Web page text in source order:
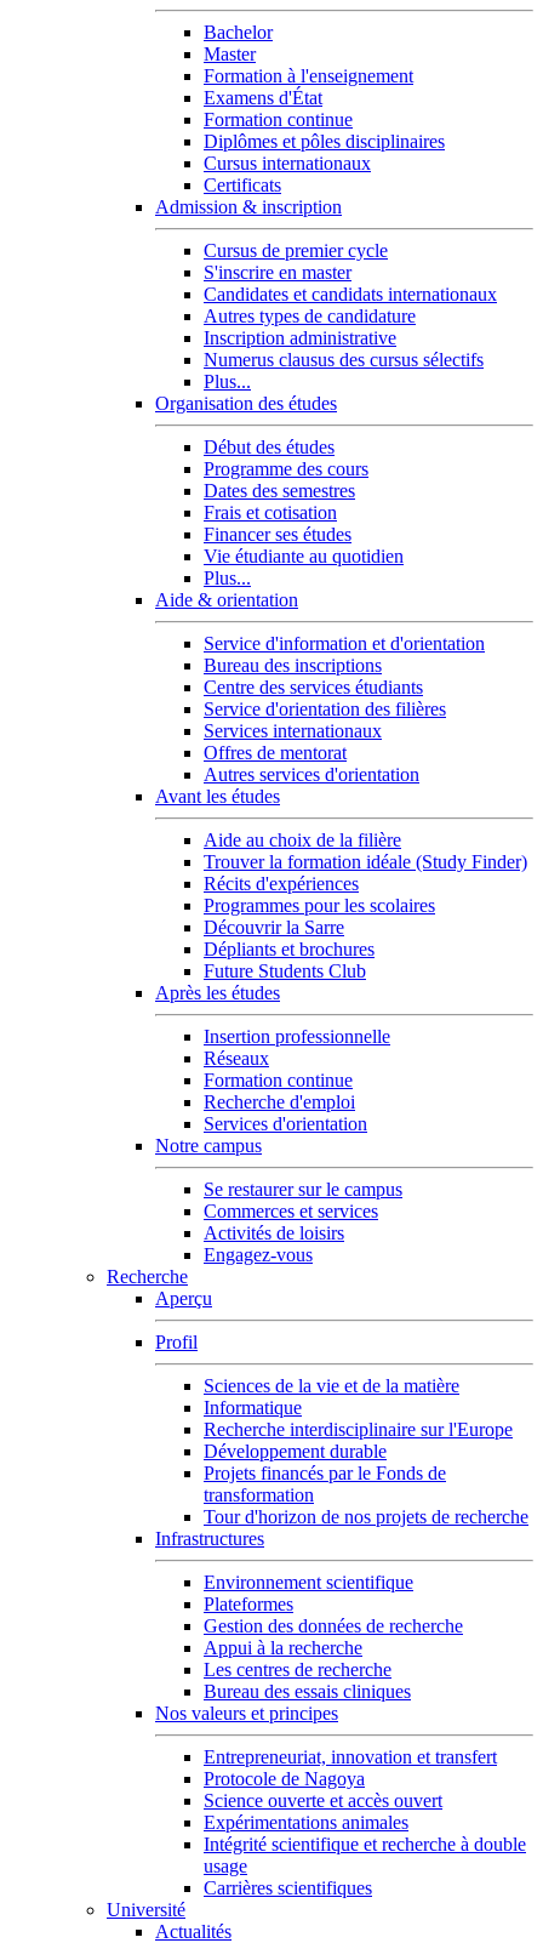
Bachelor
Master
Formation à l'enseignement
Examens d'État
Formation continue
Diplômes et pôles disciplinaires
Cursus internationaux
Certificats
Admission & inscription
Cursus de premier cycle
S'inscrire en master
Candidates et candidats internationaux
Autres types de candidature
Inscription administrative
Numerus clausus des cursus sélectifs
Plus...
Organisation des études
Début des études
Programme des cours
Dates des semestres
Frais et cotisation
Financer ses études
Vie étudiante au quotidien
Plus...
Aide & orientation
Service d'information et d'orientation
Bureau des inscriptions
Centre des services étudiants
Service d'orientation des filières
Services internationaux
Offres de mentorat
Autres services d'orientation
Avant les études
Aide au choix de la filière
Trouver la formation idéale (Study Finder)
Récits d'expériences
Programmes pour les scolaires
Découvrir la Sarre
Dépliants et brochures
Future Students Club
Après les études
Insertion professionnelle
Réseaux
Formation continue
Recherche d'emploi
Services d'orientation
Notre campus
Se restaurer sur le campus
Commerces et services
Activités de loisirs
Engagez-vous
Recherche
Aperçu
Profil
Sciences de la vie et de la matière
Informatique
Recherche interdisciplinaire sur l'Europe
Développement durable
Projets financés par le Fonds de
transformation
Tour d'horizon de nos projets de recherche
Infrastructures
Environnement scientifique
Plateformes
Gestion des données de recherche
Appui à la recherche
Les centres de recherche
Bureau des essais cliniques
Nos valeurs et principes
Entrepreneuriat, innovation et transfert
Protocole de Nagoya
Science ouverte et accès ouvert
Expérimentations animales
Intégrité scientifique et recherche à double
usage
Carrières scientifiques
Université
Actualités